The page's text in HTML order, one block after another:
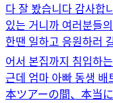
다 잘 봤습니다 감사합
있는 거니까 여러분들
한땐 일하고 응원하러
어서 본집까지 침입하
근데 엄마 아빠 동생 배
本ツアーの間、本当